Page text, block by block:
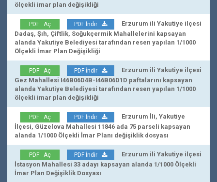
ölçekli imar plan değişikliği
PDF Aç PDF İndir
Erzurum ili Yakutiye ilçesi
Dadaş, Şıh, Çiftlik, Soğukçermik Mahallelerini kapsayan
alanda Yakutiye Belediyesi tarafından resen yapılan 1/1000
Ölçekli İmar Plan Değişikliği
PDF Aç PDF İndir
Erzurum ili Yakutiye ilçesi
Gez Mahallesi I46B06D4B-I46B06D1D paftalarını kapsayan
alanda Yakutiye Belediyesi tarafından resen yapılan 1/1000
ölçekli imar plan değişikliği
PDF Aç PDF İndir
Erzurum İli, Yakutiye
İlçesi, Güzelova Mahallesi 11846 ada 75 parseli kapsayan
alanda 1/1000 Ölçekli İmar Planı değişiklik dosyası
PDF Aç PDF İndir
Erzurum ili Yakutiye ilçesi
İstasyon Mahallesi 33 adayı kapsayan alanda 1/1000 Ölçekli
İmar Plan Değişiklik Dosyası